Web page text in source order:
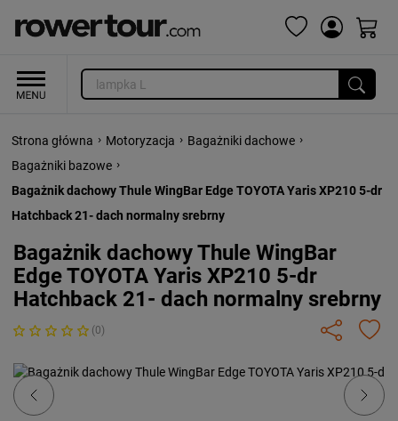
Strona główna › Motoryzacja › Bagażniki dachowe ›
Bagażniki bazowe ›
Bagażnik dachowy Thule WingBar Edge TOYOTA Yaris XP210 5-dr
Hatchback 21- dach normalny srebrny
Bagażnik dachowy Thule WingBar
Edge TOYOTA Yaris XP210 5-dr
Hatchback 21- dach normalny srebrny
(0)
Previous Next